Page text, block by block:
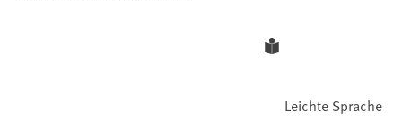
Leichte Sprache